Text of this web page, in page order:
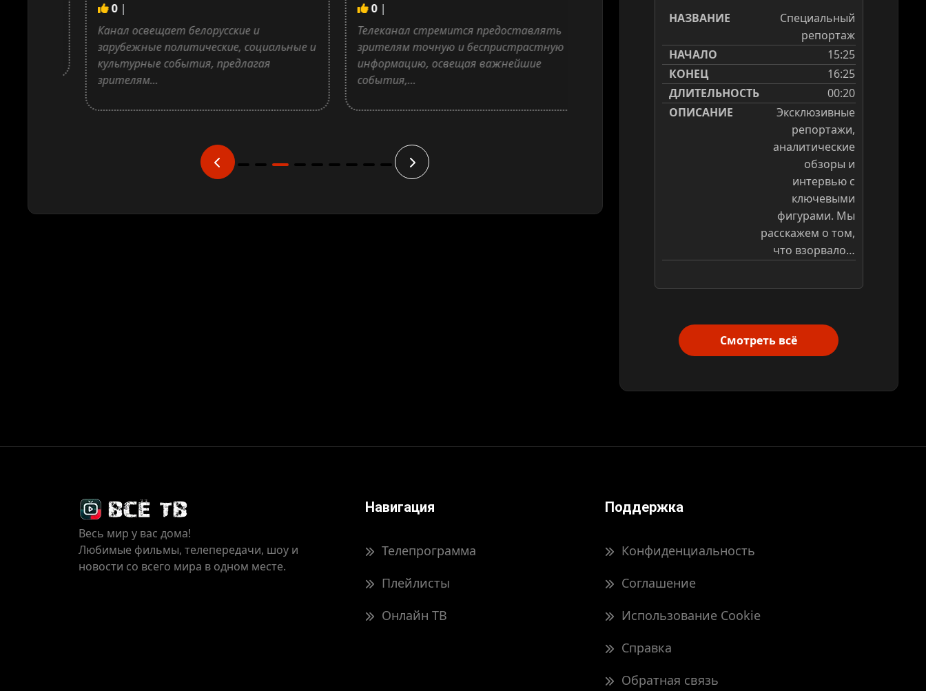
|
Канал освещает белорусские и
зарубежные политические, социальные и
культурные события, предлагая
зрителям...
|
Телеканал стремится предоставлять
зрителям точную и беспристрастную
информацию, освещая важнейшие
события,...
информационной политики,
предоставляя своим зрителям самые
свежие и важные...
Euronews
европейских
Специальный
репортаж
15:25
16:25
00:20
Эксклюзивные
репортажи,
аналитические
обзоры и
интервью с
ключевыми
фигурами. Мы
расскажем о том,
что взорвало…
Смотреть всё
Весь мир у вас дома!
Любимые фильмы, телепередачи, шоу и
новости со всего мира в одном месте.
Навигация
Телепрограмма
Плейлисты
Онлайн ТВ
Поддержка
Конфиденциальность
Соглашение
Использование Cookie
Справка
Обратная связь